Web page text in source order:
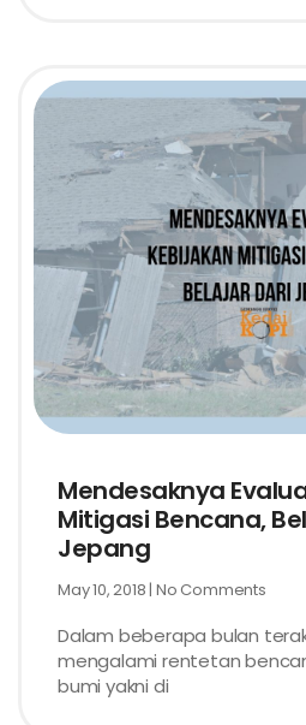
Mendesaknya
Mitigasi Bencana,
Jepang
May 10, 2018 No Comments
Dalam beberapa bulan
mengalami rentetan
bumi yakni di